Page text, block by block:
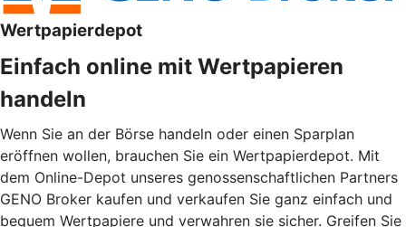
Wertpapierdepot
Einfach online mit Wertpapieren
handeln
Wenn Sie an der Börse handeln oder einen Sparplan
eröffnen wollen, brauchen Sie ein Wertpapierdepot. Mit
dem Online-Depot unseres genossenschaftlichen Partners
GENO Broker kaufen und verkaufen Sie ganz einfach und
bequem Wertpapiere und verwahren sie sicher. Greifen Sie